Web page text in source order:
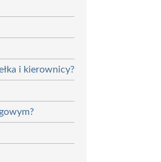
i kierownicy?